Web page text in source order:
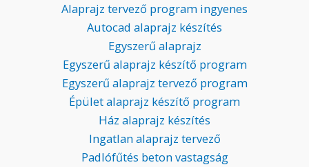
Alaprajz tervező program ingyenes
Autocad alaprajz készítés
Egyszerű alaprajz
Egyszerű alaprajz készítő program
Egyszerű alaprajz tervező program
Épület alaprajz készítő program
Ház alaprajz készítés
Ingatlan alaprajz tervező
Padlófűtés beton vastagság